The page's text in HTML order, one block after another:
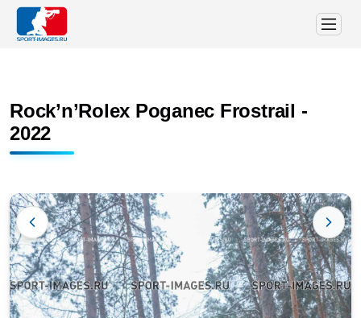
Rock’n’Rolex Poganec Frostrail -
2022